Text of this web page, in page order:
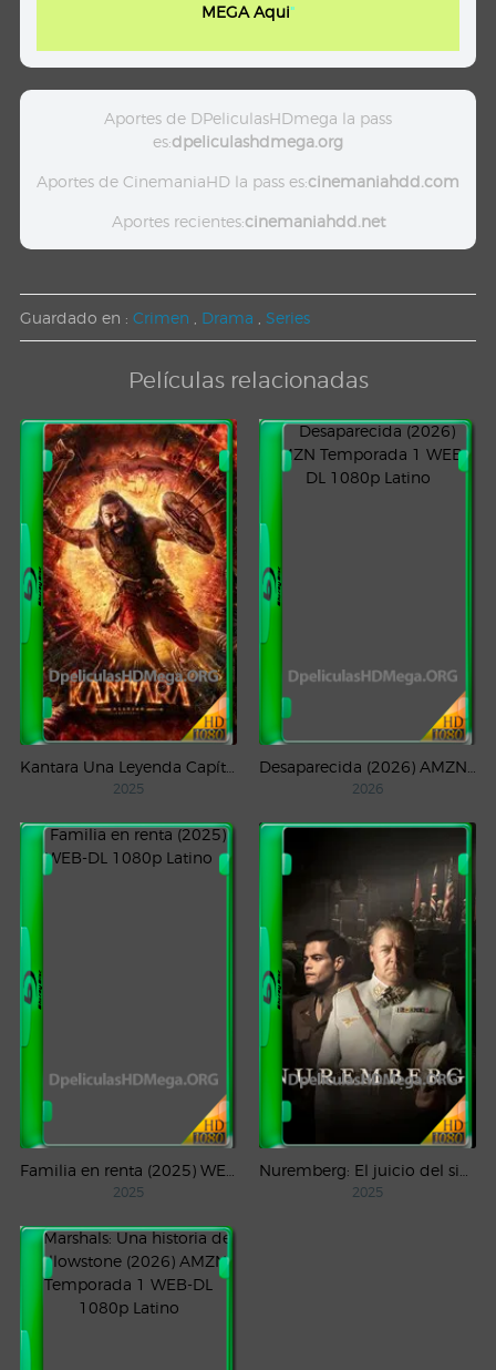
MEGA Aqui"
Aportes de DPeliculasHDmega la pass
es:dpeliculashdmega.org
Aportes de CinemaniaHD la pass es:cinemaniahdd.com
Aportes recientes:cinemaniahdd.net
Guardado en : Crimen , Drama , Series
Películas relacionadas
Kantara Una Leyenda Capítulo – 1 (2025) WEB-DL 1080p Latino
2025
Desaparecida (2026) AMZN Temporada 1 WEB-DL 1080p Latino
2026
Familia en renta (2025) WEB-DL 1080p Latino
2025
Nuremberg: El juicio del siglo (2025) WEB-DL 1080p Castellano
2025